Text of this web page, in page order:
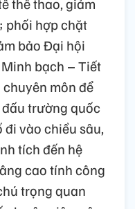
phối hợp chặt
bảo Đại hội
bạch – Tiết
môn để
trường quốc
vào chiều sâu,
tích đến hệ
cao tính công
trọng quan